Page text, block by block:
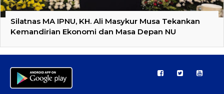
Silatnas MA IPNU, KH. Ali Masykur Musa Tekankan
Kemandirian Ekonomi dan Masa Depan NU